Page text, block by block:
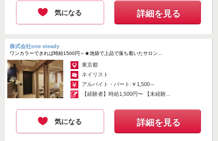
※1年目は広告料半額支給
Q．資格などは必要ですか？
Q．契約期間はありますか？
Ａ．最低契約期間は2年間です。
その後は双方合意の上、自動更新となります。
どうぞ、お気軽にお問い合わせくださいませ。
気になる 詳細を見る
株式会社one steady
ワンカラーできれば時給1500円～★池袋で上品で落ち着いたサロン...
東京都
ネイリスト
アルバイト・パート:￥1,500～
【経験者】時給1,500円〜 【未経験...
気になる 詳細を見る